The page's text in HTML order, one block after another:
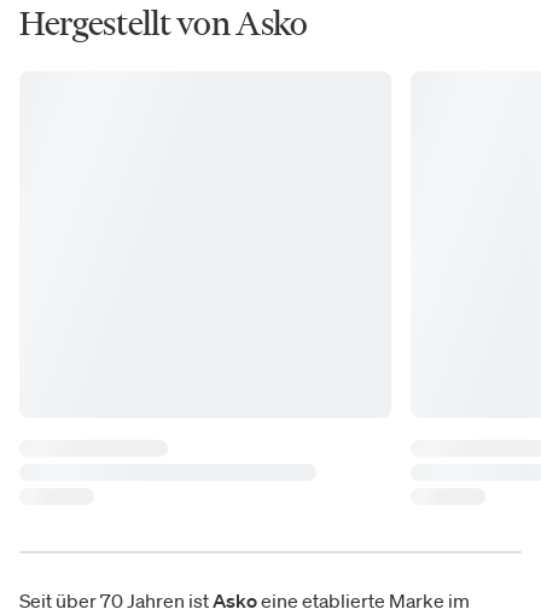
Hergestellt von Asko
Seit über 70 Jahren istAskoeine etablierte Marke im